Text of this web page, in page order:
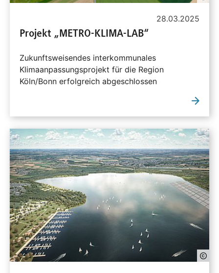
28.03.2025
Projekt „METRO-KLIMA-LAB“
Zukunftsweisendes interkommunales
Klimaanpassungsprojekt für die Region
Köln/Bonn erfolgreich abgeschlossen